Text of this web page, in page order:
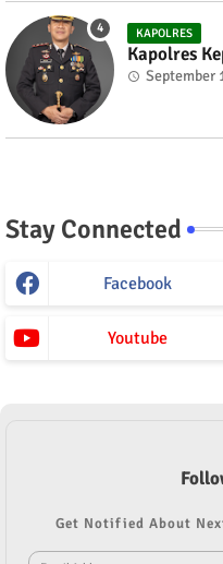
KAPOLRES
Kapolres
September
Stay Connected
Facebook
Youtube
Get Notified About